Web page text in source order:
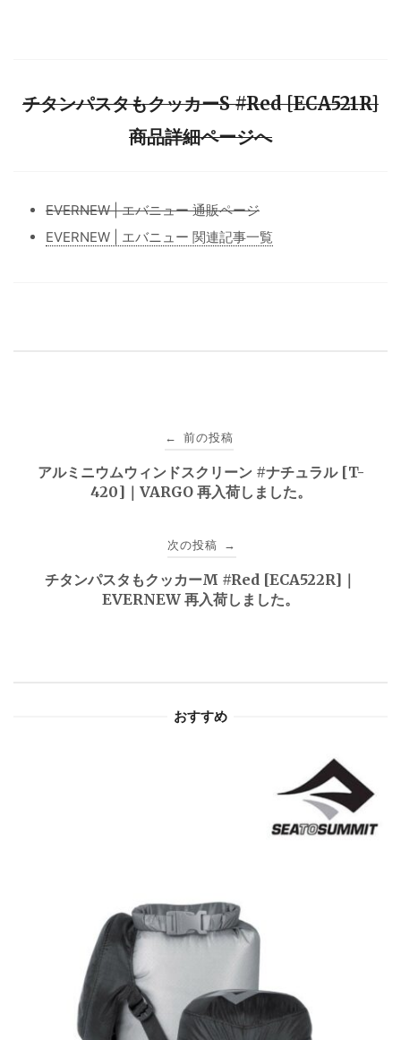
チタンパスタもクッカーS #Red [ECA521R]
商品詳細ページへ
EVERNEW | エバニュー 通販ページ
EVERNEW | エバニュー 関連記事一覧
← 前の投稿
アルミニウムウィンドスクリーン #ナチュラル [T-
420]｜VARGO 再入荷しました。
次の投稿 →
チタンパスタもクッカーM #Red [ECA522R]｜
EVERNEW 再入荷しました。
おすすめ